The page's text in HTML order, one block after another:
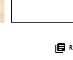
library_books